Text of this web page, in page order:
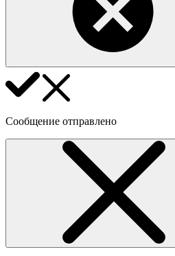
Сообщение отправлено